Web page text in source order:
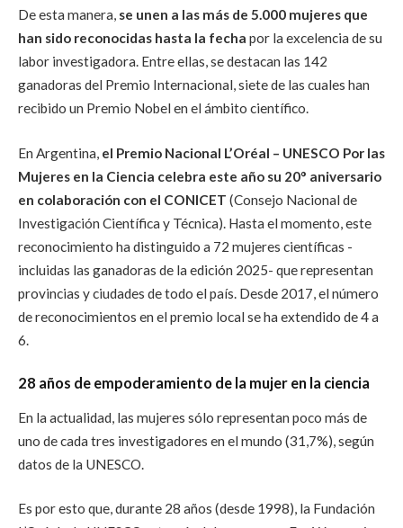
De esta manera, se unen a las más de 5.000 mujeres que
han sido reconocidas hasta la fecha por la excelencia de su
labor investigadora. Entre ellas, se destacan las 142
ganadoras del Premio Internacional, siete de las cuales han
recibido un Premio Nobel en el ámbito científico.
En Argentina, el Premio Nacional L’Oréal – UNESCO Por las
Mujeres en la Ciencia celebra este año su 20° aniversario
en colaboración con el CONICET (Consejo Nacional de
Investigación Científica y Técnica). Hasta el momento, este
reconocimiento ha distinguido a 72 mujeres científicas -
incluidas las ganadoras de la edición 2025- que representan
provincias y ciudades de todo el país. Desde 2017, el número
de reconocimientos en el premio local se ha extendido de 4 a
6.
28 años de empoderamiento de la mujer en la ciencia
En la actualidad, las mujeres sólo representan poco más de
uno de cada tres investigadores en el mundo (31,7%), según
datos de la UNESCO.
Es por esto que, durante 28 años (desde 1998), la Fundación